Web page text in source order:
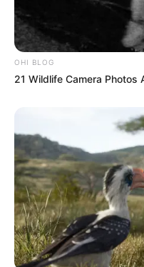
OHI BLOG
21 Wildlife Camera Photos